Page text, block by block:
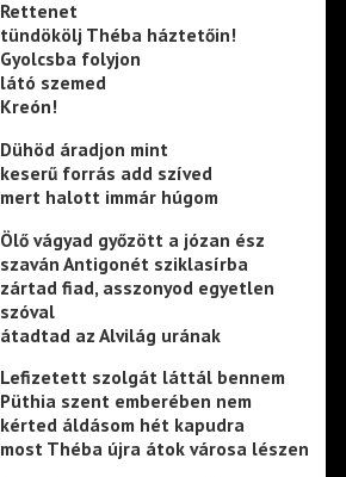
Rettenet
tündökölj Théba háztetőin!
Gyolcsba folyjon
látó szemed
Kreón!
Dühöd áradjon mint
keserű forrás add szíved
mert halott immár húgom
Ölő vágyad győzött a józan ész
szaván Antigonét sziklasírba
zártad fiad, asszonyod egyetlen
szóval
átadtad az Alvilág urának
Lefizetett szolgát láttál bennem
Püthia szent emberében nem
kérted áldásom hét kapudra
most Théba újra átok városa lészen